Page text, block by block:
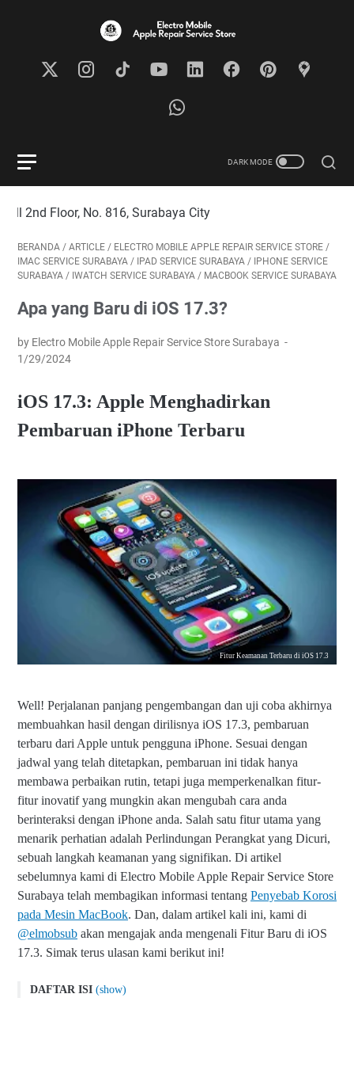
No. 816, Surabaya City
BERANDA / ARTICLE / ELECTRO MOBILE APPLE REPAIR SERVICE STORE /
IMAC SERVICE SURABAYA / IPAD SERVICE SURABAYA / IPHONE SERVICE
SURABAYA / IWATCH SERVICE SURABAYA / MACBOOK SERVICE SURABAYA
Apa yang Baru di iOS 17.3?
by Electro Mobile Apple Repair Service Store Surabaya
1/29/2024
iOS 17.3: Apple Menghadirkan
Pembaruan iPhone Terbaru
Fitur Keamanan Terbaru di iOS 17.3
Well! Perjalanan panjang pengembangan dan uji coba akhirnya
membuahkan hasil dengan dirilisnya iOS 17.3, pembaruan
terbaru dari Apple untuk pengguna iPhone. Sesuai dengan
jadwal yang telah ditetapkan, pembaruan ini tidak hanya
membawa perbaikan rutin, tetapi juga memperkenalkan fitur-
fitur inovatif yang mungkin akan mengubah cara anda
berinteraksi dengan iPhone anda. Salah satu fitur utama yang
menarik perhatian adalah Perlindungan Perangkat yang Dicuri,
sebuah langkah keamanan yang signifikan. Di artikel
sebelumnya kami di Electro Mobile Apple Repair Service Store
Surabaya telah membagikan informasi tentang Penyebab Korosi
pada Mesin MacBook. Dan, dalam artikel kali ini, kami di
@elmobsub akan mengajak anda mengenali Fitur Baru di iOS
17.3. Simak terus ulasan kami berikut ini!
DAFTAR ISI (show)